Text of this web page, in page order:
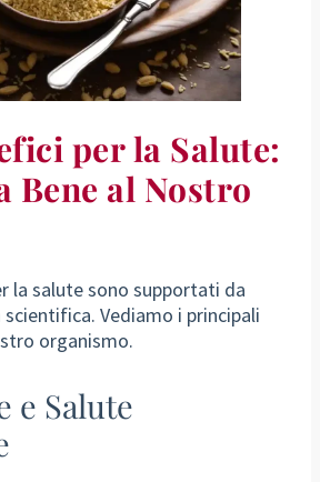
per la Salute:
Bene al Nostro
la salute sono supportati da
Vediamo i principali
organismo.
e Salute